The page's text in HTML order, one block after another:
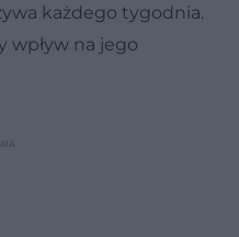
każdego tygodnia.
wpływ na jego